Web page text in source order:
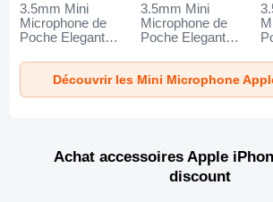
3.5mm Mini
Microphone de
Poche Elegant
Parleur K06 pour
Apple iPhone 15
Noir
3.5mm Mini
Microphone de
Poche Elegant
Parleur K05 pour
Apple iPhone 15
Noir
Découvrir les Mini Microphone
Achat accessoires Apple
discount